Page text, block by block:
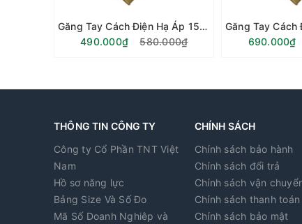
Găng Tay Cách Điện Hạ Áp 15kv
490.000₫
580.000₫
690.000₫
THÔNG TIN CÔNG TY
Công ty Cổ Phần TNT Việt
Nam
Hồ sơ năng lực
Bảng Size Và Số Đo
Mã Số Doanh Nghiêp và
CHÍNH SÁCH
Chính sách bảo hành
Chính sách đổi trả
Chính sách vận
Chính sách thanh toán
Chính sách bảo mật